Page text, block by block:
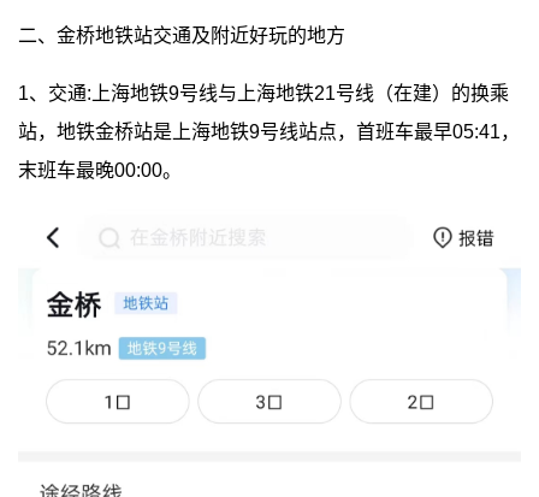
二、金桥地铁站交通及附近好玩的地方
1、交通:上海地铁9号线与上海地铁21号线（在建）的换乘
站，地铁金桥站是上海地铁9号线站点，首班车最早05:41，
末班车最晚00:00。